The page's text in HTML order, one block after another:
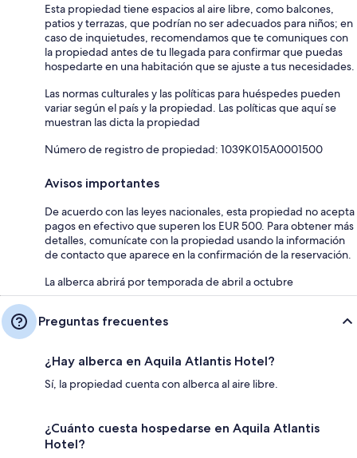
Esta propiedad tiene espacios al aire libre, como balcones,
patios y terrazas, que podrían no ser adecuados para niños; en
caso de inquietudes, recomendamos que te comuniques con
la propiedad antes de tu llegada para confirmar que puedas
hospedarte en una habitación que se ajuste a tus necesidades.
Las normas culturales y las políticas para huéspedes pueden
variar según el país y la propiedad. Las políticas que aquí se
muestran las dicta la propiedad
Número de registro de propiedad: 1039K015A0001500
Avisos importantes
De acuerdo con las leyes nacionales, esta propiedad no acepta
pagos en efectivo que superen los EUR 500. Para obtener más
detalles, comunícate con la propiedad usando la información
de contacto que aparece en la confirmación de la reservación.
La alberca abrirá por temporada de abril a octubre
Preguntas frecuentes
¿Hay alberca en Aquila Atlantis Hotel?
Sí, la propiedad cuenta con alberca al aire libre.
¿Cuánto cuesta hospedarse en Aquila Atlantis
Hotel?